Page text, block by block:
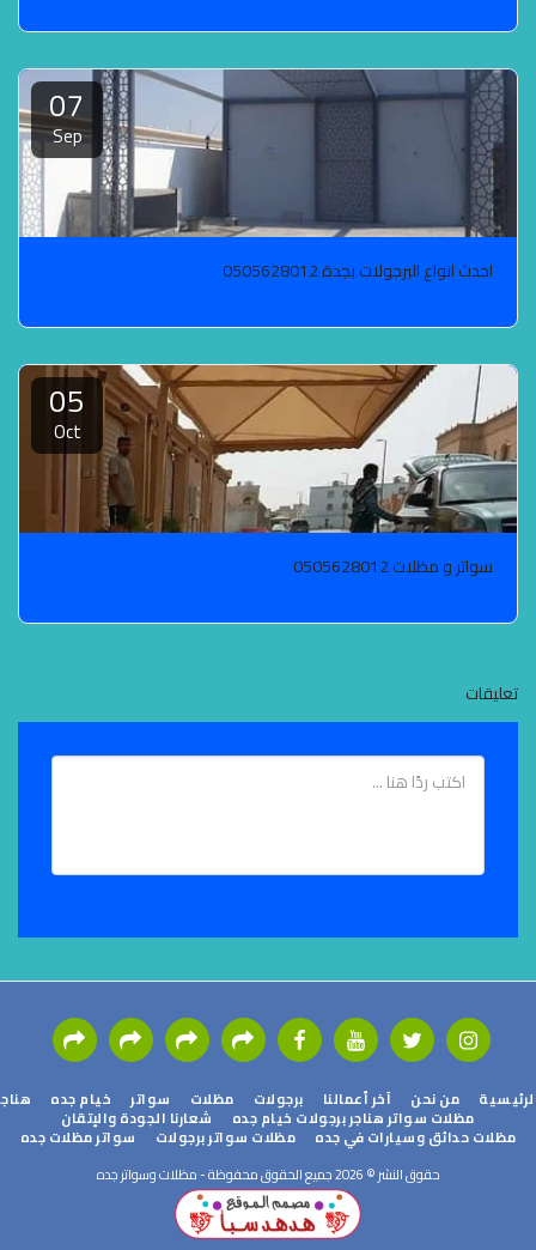
07
Sep
احدث انواع البرجولات بجدة 0505628012
05
Oct
سواتر و مظلات 0505628012
تعليقات
من نحن آخر أعمالنا برجولات مظلات سواتر خيام جده هناجر
مظلات سواتر هناجر برجولات خيام جده شعارنا الجودة والإتقان
مظلات حدائق وسيارات في جده مظلات سواتر برجولات
سواتر مظلات جده
حقوق النشر © 2026 جميع الحقوق محفوظة -
مظلات وسواتر جده